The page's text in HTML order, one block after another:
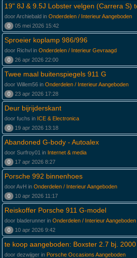
19" 8J & 9.5J Lobster velgen (Carrera S)
door Archiebald in Onderdelen / Interieur Aangeboden
0
05 mei 2026 15:42
Sproeier koplamp 986/996
door Richvl in Onderdelen / Interieur Gevraagd
0
26 apr 2026 22:00
Twee maal buitenspiegels 911 G
door Willem56 in Onderdelen / Interieur Aangeboden
0
23 apr 2026 17:28
Deur bijrijderskant
door fuchs in ICE & Electronica
0
19 apr 2026 13:18
Abandoned G-body - Autoalex
door Surfroy01 in Internet & media
0
17 apr 2026 8:27
Porsche 992 binnenhoes
door AvH in Onderdelen / Interieur Aangeboden
0
10 apr 2026 11:17
Reiskoffer Porsche 911 G-model
door bladerunner in Onderdelen / Interieur Aangeboden
0
10 apr 2026 9:42
te koop aangeboden: Boxster 2.7 bj. 2000
door dezwijger in Porsche Occasions Aangeboden